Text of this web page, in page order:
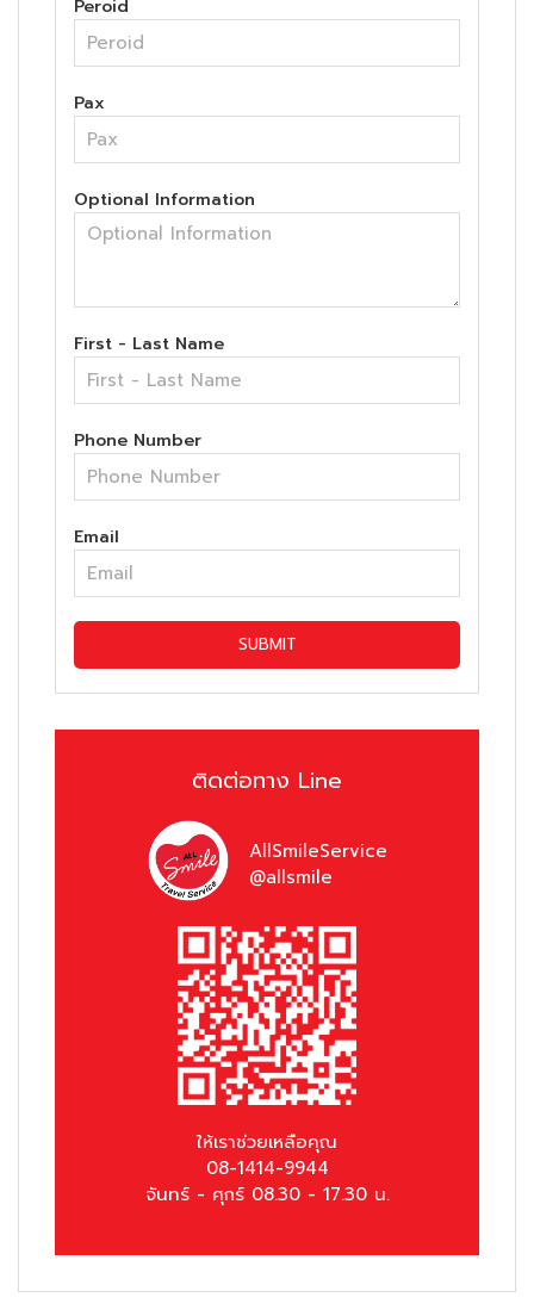
Peroid
Pax
Optional Information
First - Last Name
Phone Number
Email
SUBMIT
ติดต่อทาง Line
AllSmileService
@allsmile
ให้เราช่วยเหลือคุณ
08-1414-9944
จันทร์ - ศุกร์ 08.30 - 17.30 น.